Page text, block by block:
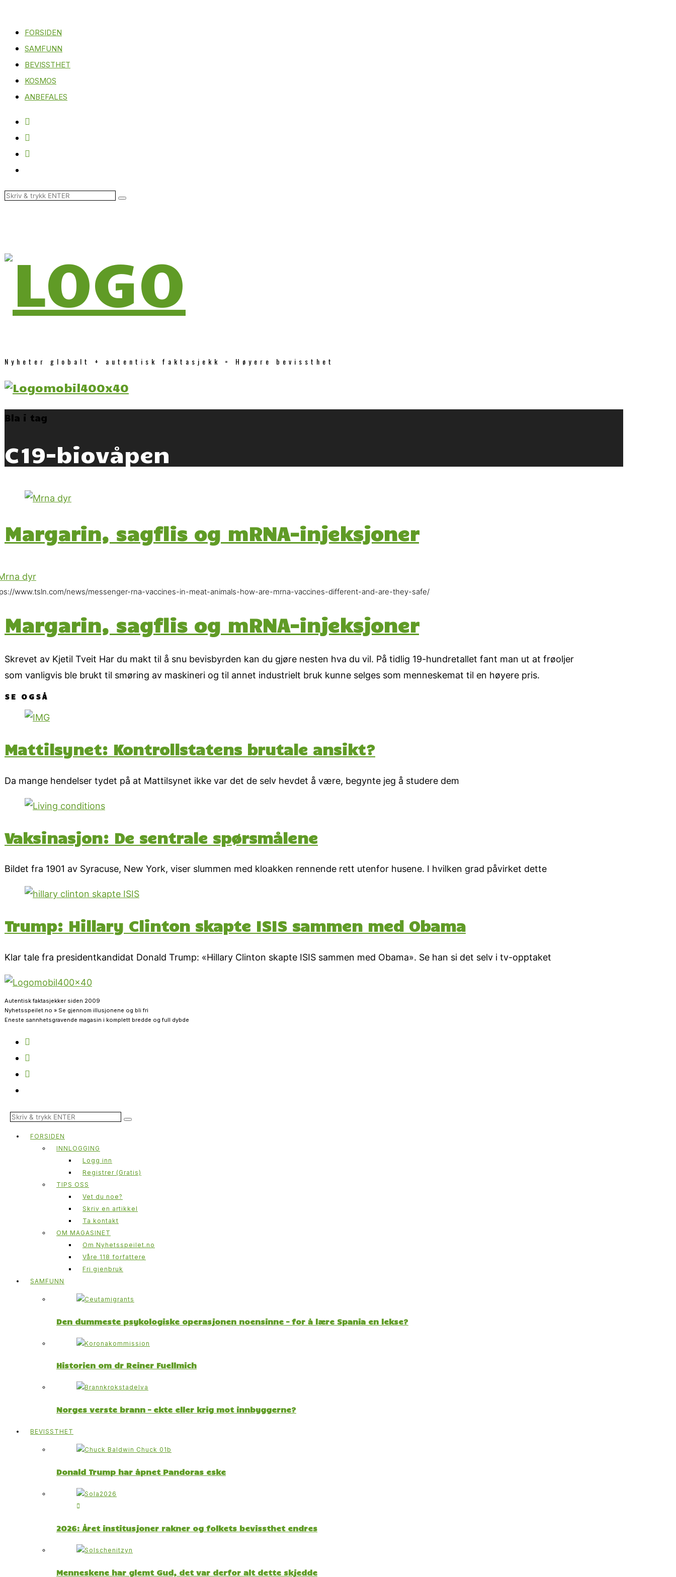
FORSIDEN
SAMFUNN
BEVISSTHET
KOSMOS
ANBEFALES
Nyheter globalt + autentisk faktasjekk = Høyere bevissthet
Bla i tag
C19-biovåpen
Margarin, sagflis og mRNA-injeksjoner
www.tsln.com/news/messenger-rna-vaccines-in-meat-animals-how-are-mrna-vaccines-different-and-are-they-safe/
Margarin, sagflis og mRNA-injeksjoner
Skrevet av Kjetil Tveit Har du makt til å snu bevisbyrden kan du gjøre nesten hva du vil. På tidlig 19-hundretallet fant man ut at frøoljer
som vanligvis ble brukt til smøring av maskineri og til annet industrielt bruk kunne selges som menneskemat til en høyere pris.
SE OGSÅ
Mattilsynet: Kontrollstatens brutale ansikt?
Da mange hendelser tydet på at Mattilsynet ikke var det de selv hevdet å være, begynte jeg å studere dem
Vaksinasjon: De sentrale spørsmålene
Bildet fra 1901 av Syracuse, New York, viser slummen med kloakken rennende rett utenfor husene. I hvilken grad påvirket dette
Trump: Hillary Clinton skapte ISIS sammen med Obama
Klar tale fra presidentkandidat Donald Trump: «Hillary Clinton skapte ISIS sammen med Obama». Se han si det selv i tv-opptaket
Autentisk faktasjekker siden 2009
Nyhetsspeilet.no » Se gjennom illusjonene og bli fri
Eneste sannhetsgravende magasin i komplett bredde og full dybde
FORSIDEN
INNLOGGING
Logg inn
Registrer (Gratis)
TIPS OSS
Vet du noe?
Skriv en artikkel
Ta kontakt
OM MAGASINET
Om Nyhetsspeilet.no
Våre 118 forfattere
Fri gjenbruk
SAMFUNN
Den dummeste psykologiske operasjonen noensinne – for å lære Spania en lekse?
Historien om dr Reiner Fuellmich
Norges verste brann – ekte eller krig mot innbyggerne?
BEVISSTHET
Donald Trump har åpnet Pandoras eske
2026: Året institusjoner rakner og folkets bevissthet endres
Menneskene har glemt Gud, det var derfor alt dette skjedde